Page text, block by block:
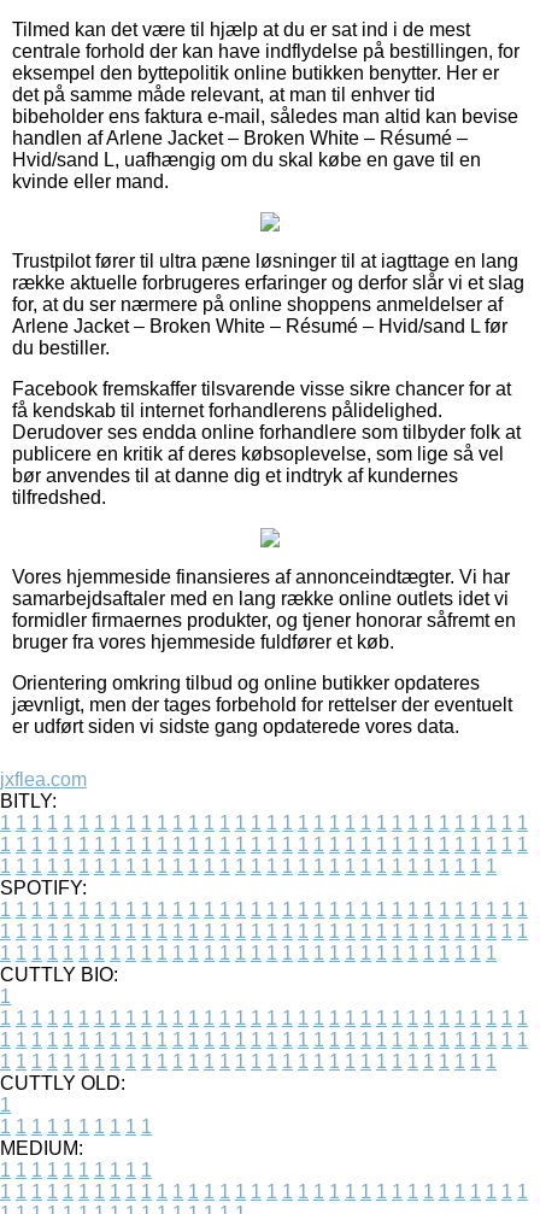
Tilmed kan det være til hjælp at du er sat ind i de mest
centrale forhold der kan have indflydelse på bestillingen, for
eksempel den byttepolitik online butikken benytter. Her er
det på samme måde relevant, at man til enhver tid
bibeholder ens faktura e-mail, således man altid kan bevise
handlen af Arlene Jacket – Broken White – Résumé –
Hvid/sand L, uafhængig om du skal købe en gave til en
kvinde eller mand.
Trustpilot fører til ultra pæne løsninger til at iagttage en lang
række aktuelle forbrugeres erfaringer og derfor slår vi et slag
for, at du ser nærmere på online shoppens anmeldelser af
Arlene Jacket – Broken White – Résumé – Hvid/sand L før
du bestiller.
Facebook fremskaffer tilsvarende visse sikre chancer for at
få kendskab til internet forhandlerens pålidelighed.
Derudover ses endda online forhandlere som tilbyder folk at
publicere en kritik af deres købsoplevelse, som lige så vel
bør anvendes til at danne dig et indtryk af kundernes
tilfredshed.
Vores hjemmeside finansieres af annonceindtægter. Vi har
samarbejdsaftaler med en lang række online outlets idet vi
formidler firmaernes produkter, og tjener honorar såfremt en
bruger fra vores hjemmeside fuldfører et køb.
Orientering omkring tilbud og online butikker opdateres
jævnligt, men der tages forbehold for rettelser der eventuelt
er udført siden vi sidste gang opdaterede vores data.
jxflea.com
BITLY:
1 1 1 1 1 1 1 1 1 1 1 1 1 1 1 1 1 1 1 1 1 1 1 1 1 1 1 1 1 1 1 1 1 1
1 1 1 1 1 1 1 1 1 1 1 1 1 1 1 1 1 1 1 1 1 1 1 1 1 1 1 1 1 1 1 1 1 1
1 1 1 1 1 1 1 1 1 1 1 1 1 1 1 1 1 1 1 1 1 1 1 1 1 1 1 1 1 1 1 1
SPOTIFY:
1 1 1 1 1 1 1 1 1 1 1 1 1 1 1 1 1 1 1 1 1 1 1 1 1 1 1 1 1 1 1 1 1 1
1 1 1 1 1 1 1 1 1 1 1 1 1 1 1 1 1 1 1 1 1 1 1 1 1 1 1 1 1 1 1 1 1 1
1 1 1 1 1 1 1 1 1 1 1 1 1 1 1 1 1 1 1 1 1 1 1 1 1 1 1 1 1 1 1 1
CUTTLY BIO:
1
1 1 1 1 1 1 1 1 1 1 1 1 1 1 1 1 1 1 1 1 1 1 1 1 1 1 1 1 1 1 1 1 1 1
1 1 1 1 1 1 1 1 1 1 1 1 1 1 1 1 1 1 1 1 1 1 1 1 1 1 1 1 1 1 1 1 1 1
1 1 1 1 1 1 1 1 1 1 1 1 1 1 1 1 1 1 1 1 1 1 1 1 1 1 1 1 1 1 1 1
CUTTLY OLD:
1
1 1 1 1 1 1 1 1 1 1
MEDIUM:
1 1 1 1 1 1 1 1 1 1
1 1 1 1 1 1 1 1 1 1 1 1 1 1 1 1 1 1 1 1 1 1 1 1 1 1 1 1 1 1 1 1 1 1